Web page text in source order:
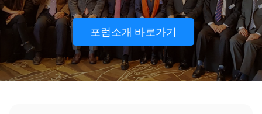
포럼소개 바로가기